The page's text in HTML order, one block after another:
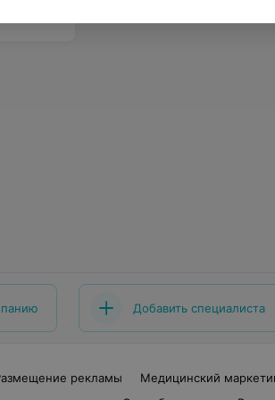
Добавить специалиста
рекламы
Медицинский